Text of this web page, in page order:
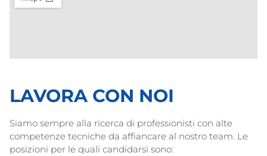
LAVORA CON NOI
Siamo sempre alla ricerca di professionisti con alte
competenze tecniche da affiancare al nostro team. Le
posizioni per le quali candidarsi sono: